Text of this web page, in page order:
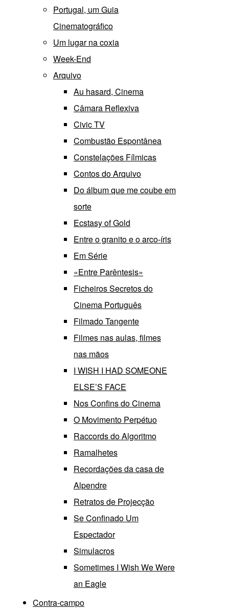
Portugal, um Guia
Cinematográfico
Um lugar na coxia
Week-End
Arquivo
Au hasard, Cinema
Câmara Reflexiva
Civic TV
Combustão Espontânea
Constelações Fílmicas
Contos do Arquivo
Do álbum que me coube em
sorte
Ecstasy of Gold
Entre o granito e o arco-íris
Em Série
«Entre Parêntesis»
Ficheiros Secretos do
Cinema Português
Filmado Tangente
Filmes nas aulas, filmes
nas mãos
I WISH I HAD SOMEONE
ELSE’S FACE
Nos Confins do Cinema
O Movimento Perpétuo
Raccords do Algoritmo
Ramalhetes
Recordações da casa de
Alpendre
Retratos de Projecção
Se Confinado Um
Espectador
Simulacros
Sometimes I Wish We Were
an Eagle
Contra-campo